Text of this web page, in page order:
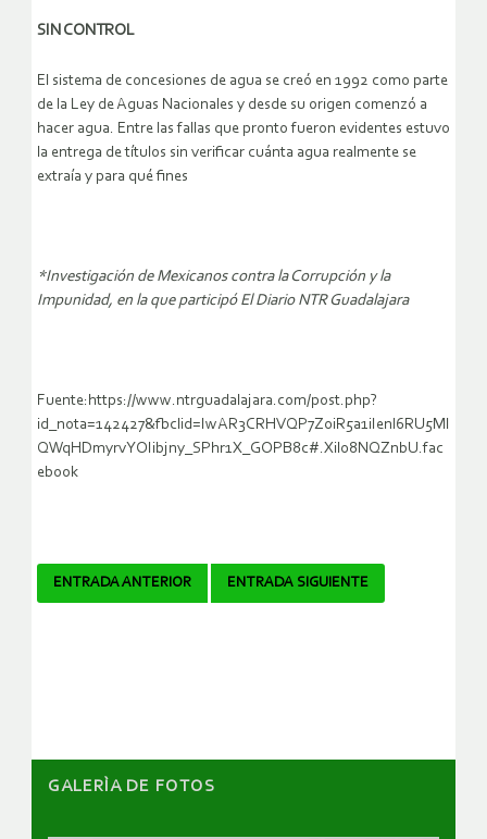
SIN CONTROL
El sistema de concesiones de agua se creó en 1992 como parte
de la Ley de Aguas Nacionales y desde su origen comenzó a
hacer agua. Entre las fallas que pronto fueron evidentes estuvo
la entrega de títulos sin verificar cuánta agua realmente se
extraía y para qué fines
*Investigación de Mexicanos contra la Corrupción y la
Impunidad, en la que participó El Diario NTR Guadalajara
Fuente:https://www.ntrguadalajara.com/post.php?
id_nota=142427&fbclid=IwAR3CRHVQP7Z0iR5a1iIenl6RU5MI
QWqHDmyrvYOIibjny_SPhr1X_GOPB8c#.Xil08NQZnbU.fac
ebook
Navegador
ENTRADA ANTERIOR ENTRADA SIGUIENTE
GALERÌA DE FOTOS